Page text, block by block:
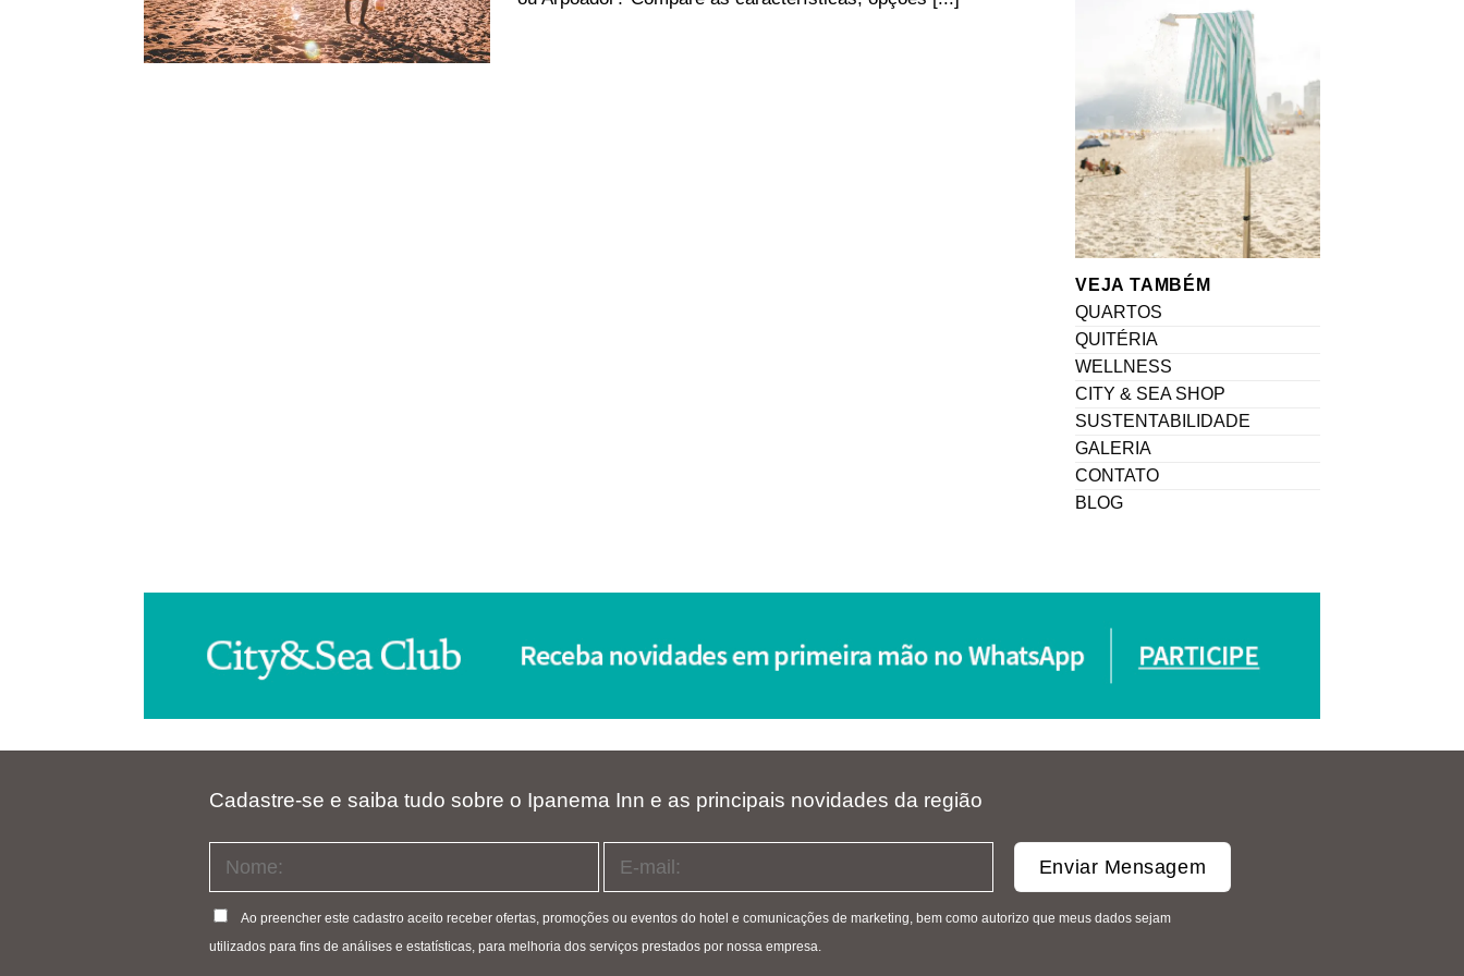
VEJA TAMBÉM
QUARTOS
QUITÉRIA
WELLNESS
CITY & SEA SHOP
SUSTENTABILIDADE
GALERIA
CONTATO
BLOG
Cadastre-se e saiba tudo sobre o Ipanema Inn e as principais novidades da região
Ao preencher este cadastro aceito receber ofertas, promoções ou eventos do hotel e comunicações de marketing, bem como autorizo que meus dados sejam
utilizados para fins de análises e estatísticas, para melhoria dos serviços prestados por nossa empresa.